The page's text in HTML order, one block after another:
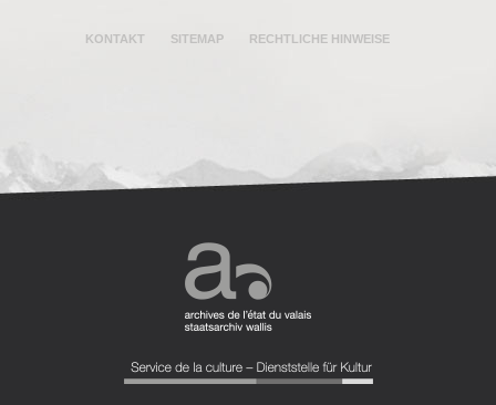
KONTAKT SITEMAP RECHTLICHE HINWEISE